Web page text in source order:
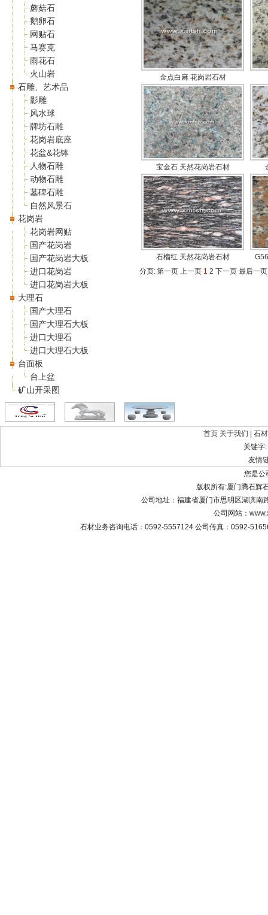
蘑菇石
鹅卵石
网贴石
马赛克
雨花石
火山岩
石雕、艺术品
影雕
风水球
牌坊石雕
花岗岩底座
花盆&花钵
人物石雕
动物石雕
墓碑石雕
自然风景石
花岗岩
花岗岩网贴
国产花岗岩
国产花岗岩大板
进口花岗岩
进口花岗岩大板
大理石
国产大理石
国产大理石大板
进口大理石
进口大理石大板
台面板
台上盆
矿山开采图
金点白麻 花岗岩石材
宝金石 天然花岗岩石材
石榴红 天然花岗岩石材
分页:第一页 上一页 1 2 下一页 最后一页
首页 关于我们
石
关键字:
友
您是公
版权所有:厦门腾石辉
公司地址：福建省厦门市思明区湖滨
公司网站：
石材业务咨询电话：0592-5557124 公司传真：0592-